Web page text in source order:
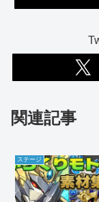
関連記事
ステージ